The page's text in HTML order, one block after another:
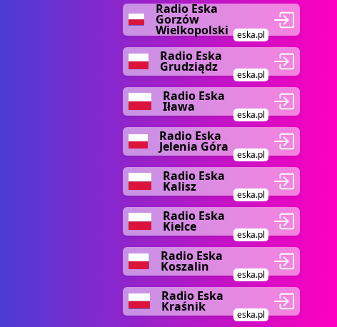
Radio Eska
Gorzów
Wielkopolski eska.pl
Radio Eska
Grudziądz
eska.pl
Radio Eska
Iława
eska.pl
Radio Eska
Jelenia Góra
eska.pl
Radio Eska
Kalisz
eska.pl
Radio Eska
Kielce
eska.pl
Radio Eska
Koszalin
eska.pl
Radio Eska
Kraśnik
eska.pl